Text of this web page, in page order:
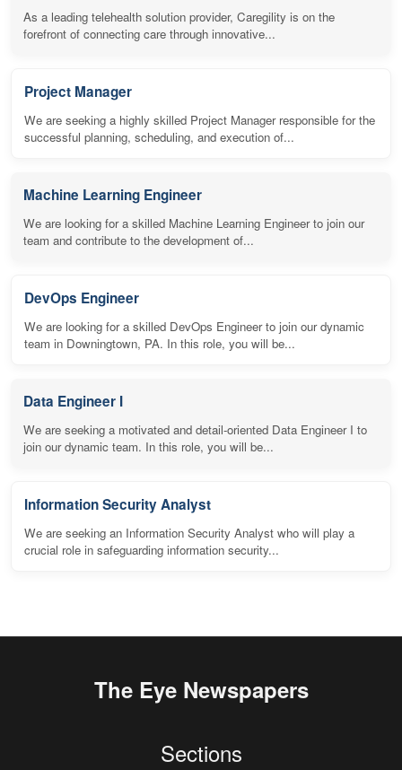
As a leading telehealth solution provider, Caregility is on the
forefront of connecting care through innovative...
Project Manager
We are seeking a highly skilled Project Manager responsible for the
successful planning, scheduling, and execution of...
Machine Learning Engineer
We are looking for a skilled Machine Learning Engineer to join our
team and contribute to the development of...
DevOps Engineer
We are looking for a skilled DevOps Engineer to join our dynamic
team in Downingtown, PA. In this role, you will be...
Data Engineer I
We are seeking a motivated and detail-oriented Data Engineer I to
join our dynamic team. In this role, you will be...
Information Security Analyst
We are seeking an Information Security Analyst who will play a
crucial role in safeguarding information security...
The Eye Newspapers
Sections